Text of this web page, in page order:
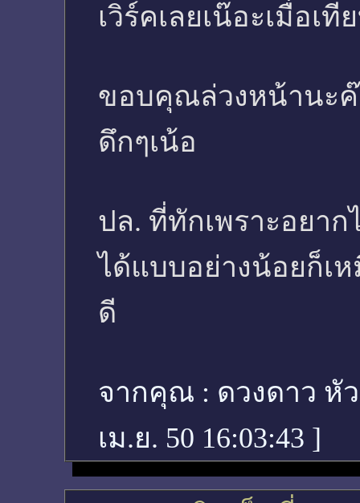
เวิร์คเลยเน๊อะเมื่อเ
ขอบคุณล่วงหน้านะค๊
ดึกๆเน้อ
ปล. ที่ทักเพราะอยา
ได้แบบอย่างน้อยก็เ
ดี
จากคุณ : ดวงดาว หั
เม.ย. 50 16:03:43 ]